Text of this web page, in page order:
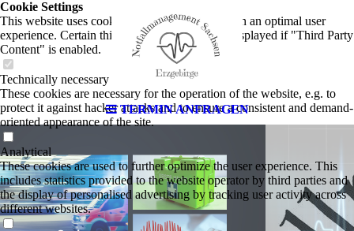
TERMIN ANFRAGEN
Cookie Settings
This website uses cookies to provide visitors with an optimal user
experience. Certain third party content is only displayed if "Third Party
Content" is enabled.
Technically necessary
These cookies are necessary for the operation of the website, e.g. to
protect it against hacker attacks and to ensure a consistent and demand-
oriented appearance of the site.
Analytical
These cookies are used to further optimize the user experience. This
includes statistics provided to the website operator by third parties and
the display of personalised advertising by tracking user activity across
different websites.